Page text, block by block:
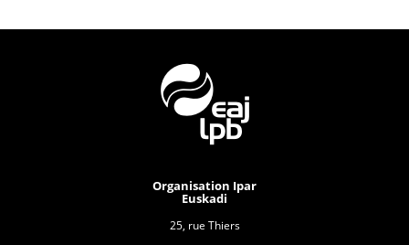
Organisation Ipar
Euskadi
25, rue Thiers